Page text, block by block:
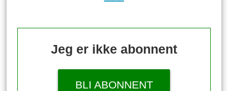
Jeg er ikke abonnent
BLI ABONNENT